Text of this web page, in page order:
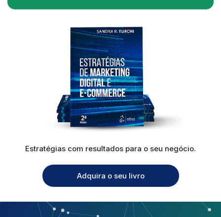
Estratégias com resultados para o seu negócio.
Adquira o seu livro